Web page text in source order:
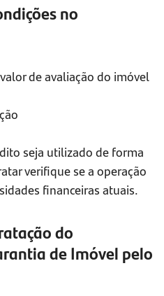
no
de avaliação do imóvel
seja utilizado de forma
verifique se a operação
financeiras atuais.
do
de Imóvel pelo